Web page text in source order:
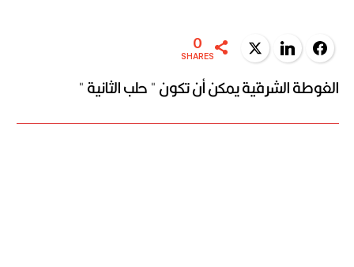
Facebook
LinkedIn
Twitter
0
SHARES
الغوطة الشرقية يمكن أن تكون " حلب الثانية "